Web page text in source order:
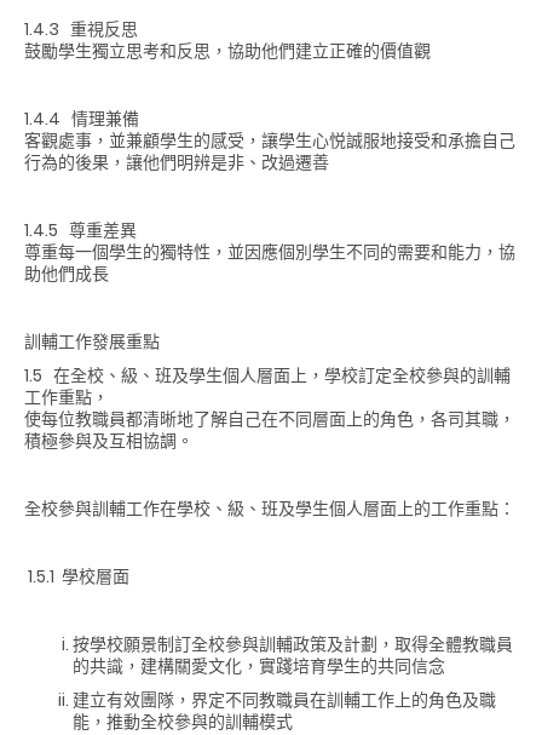
1.4.3 重視反思
鼓勵學生獨立思考和反思，協助他們建立正確的價值觀
1.4.4 情理兼備
客觀處事，並兼顧學生的感受，讓學生心悦誠服地接受和承擔自己
行為的後果，讓他們明辨是非、改過遷善
1.4.5 尊重差異
尊重每一個學生的獨特性，並因應個別學生不同的需要和能力，協
助他們成長
訓輔工作發展重點
1.5 在全校、級、班及學生個人層面上，學校訂定全校參與的訓輔
工作重點，
使每位教職員都清晰地了解自己在不同層面上的角色，各司其職，
積極參與及互相協調。
全校參與訓輔工作在學校、級、班及學生個人層面上的工作重點：
1.5.1 學校層面
按學校願景制訂全校參與訓輔政策及計劃，取得全體教職員
的共識，建構關愛文化，實踐培育學生的共同信念
建立有效團隊，界定不同教職員在訓輔工作上的角色及職
能，推動全校參與的訓輔模式